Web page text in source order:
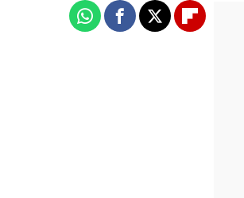
WhatsappFacebook
X